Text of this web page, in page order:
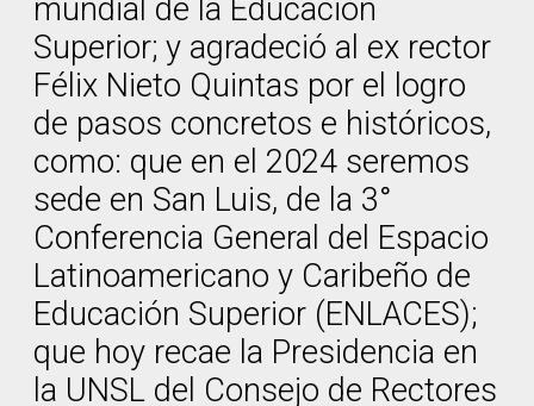
mundial de la Educación
Superior; y agradeció al ex rector
Félix Nieto Quintas por el logro
de pasos concretos e históricos,
como: que en el 2024 seremos
sede en San Luis, de la 3°
Conferencia General del Espacio
Latinoamericano y Caribeño de
Educación Superior (ENLACES);
que hoy recae la Presidencia en
la UNSL del Consejo de Rectores